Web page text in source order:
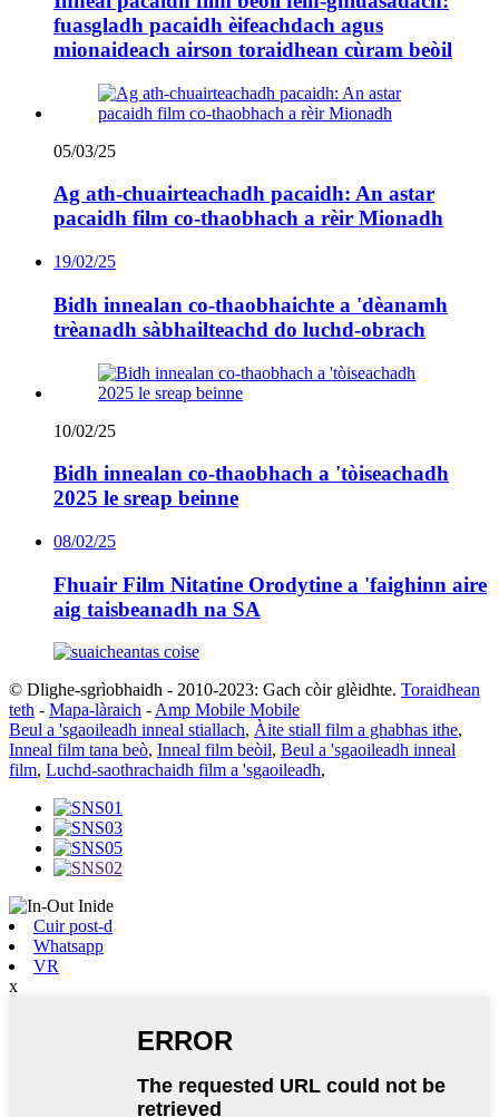
fuasgladh pacaidh èifeachdach agus
mionaideach airson toraidhean cùram beòil
05/03/25
Ag ath-chuairteachadh pacaidh: An astar
pacaidh film co-thaobhach a rèir Mionadh
19/02/25
Bidh innealan co-thaobhaichte a 'dèanamh
trèanadh sàbhailteachd do luchd-obrach
10/02/25
Bidh innealan co-thaobhach a 'tòiseachadh
2025 le sreap beinne
08/02/25
Fhuair Film Nitatine Orodytine a 'faighinn aire
aig taisbeanadh na SA
© Dlighe-sgrìobhaidh - 2010-2023: Gach còir glèidhte. Toraidhean
teth - Mapa-làraich -Amp Mobile Mobile
Beul a 'sgaoileadh inneal stiallach, Àite stiall film a ghabhas ithe,
Inneal film tana beò, Inneal film beòil, Beul a 'sgaoileadh inneal
film, Luchd-saothrachaidh film a 'sgaoileadh,
Cuir post-d
Whatsapp
VR
x